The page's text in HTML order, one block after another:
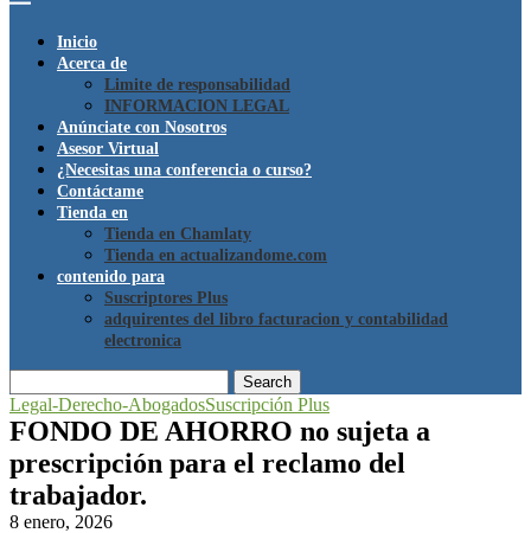
Inicio
Acerca de
Limite de responsabilidad
INFORMACION LEGAL
Anúnciate con Nosotros
Asesor Virtual
¿Necesitas una conferencia o curso?
Contáctame
Tienda en
Tienda en Chamlaty
Tienda en actualizandome.com
contenido para
Suscriptores Plus
adquirentes del libro facturacion y contabilidad
electronica
Search
Legal-Derecho-AbogadosSuscripción Plus
FONDO DE AHORRO no sujeta a
prescripción para el reclamo del
trabajador.
8 enero, 2026